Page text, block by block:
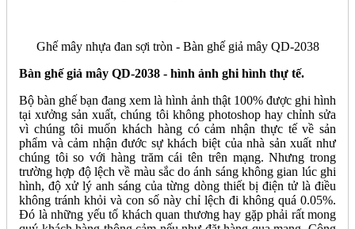
Ghế mây nhựa đan sợi tròn - Bàn ghế giả mây QD-2038
Bàn ghế giả mây QD-2038 - hình ảnh ghi hình thự tế.
Bộ bàn ghế bạn đang xem là hình ảnh thật 100% được ghi hình
tại xưởng sản xuất, chúng tôi không photoshop hay chỉnh sửa
vì chúng tôi muốn khách hàng có cảm nhận thực tế về sản
phẩm và cảm nhận đước sự khách biệt của nhà sản xuất như
chúng tôi so với hàng trăm cái tên trên mạng. Nhưng trong
trường hợp độ lệch về màu sắc do ánh sáng không gian lúc ghi
hình, độ xử lý anh sáng của từng dòng thiết bị điện tử là điều
không tránh khỏi và con số này chỉ lệch đi không quá 0.05%.
Đó là những yếu tố khách quan thương hay gặp phải rất mong